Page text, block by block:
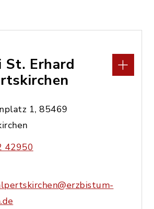
St. Erhard
1, 85469
42950